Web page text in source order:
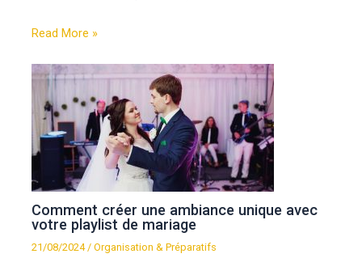
Read More »
Comment créer une ambiance unique avec
votre playlist de mariage
21/08/2024/Organisation & Préparatifs